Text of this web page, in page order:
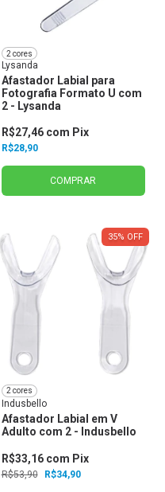
2 cores
Lysanda
Afastador Labial para
Fotografia Formato U com
2 - Lysanda
R$28,90
R$27,46 com Pix
COMPRAR
35% OFF
2 cores
Indusbello
Afastador Labial em V
Adulto com 2 - Indusbello
R$53,90 R$34,90
R$33,16 com Pix